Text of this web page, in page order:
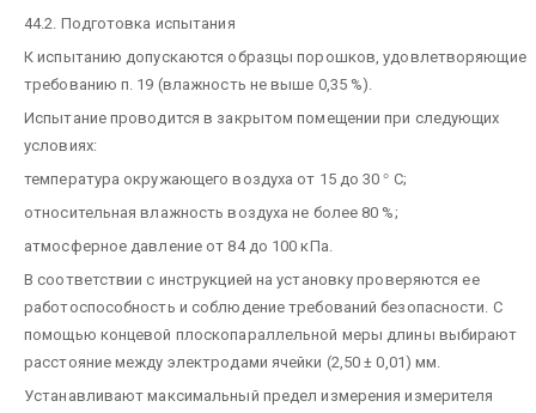
44.2. Подготовка испытания
К испытанию допускаются образцы порошков, удовлетворяющие
требованию п. 19 (влажность не выше 0,35 %).
Испытание проводится в закрытом помещении при следующих
условиях:
температура окружающего воздуха от 15 до 30° С;
относительная влажность воздуха не более 80 %;
атмосферное давление от 84 до 100 кПа.
В соответствии с инструкцией на установку проверяются ее
работоспособность и соблюдение требований безопасности. С
помощью концевой плоскопараллельной меры длины выбирают
расстояние между электродами ячейки (2,50 ± 0,01) мм.
Устанавливают максимальный предел измерения измерителя